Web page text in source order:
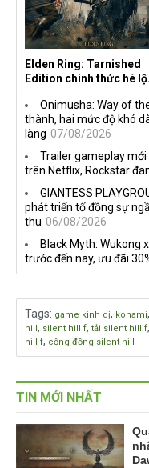
Elden Ring: Tarnished
Edition chính thức hé lộ
Onimusha: Way of
thành, hai mức độ khó
làng 07/08/2026
Trailer gameplay mới
trên Netflix, Rockstar
GIANTESS
phát triển tố đồng sự
thu 06/08/2026
Black Myth: Wukong
trước đến nay, ưu đãi
Tags: game kinh dị, konami,
hill, silent hill f, tải silent hill f,
hill f, cộng đồng silent hill
TIN MỚI NHẤT